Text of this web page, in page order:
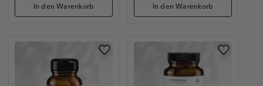
In den Warenkorb In den Warenkorb